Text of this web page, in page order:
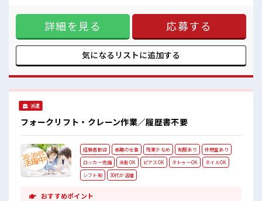
一息つける休憩スペースもあります！
る環境です。【取扱製品情報】健康食品、サプリメント、化
粧品、プロテインなど。 ■お仕事PR ≪女性も活躍中の職場≫
もちろん男性の応募もOKですよ！ ≪時間にメリハリを≫ 残
業はほとんどナシ！ 場合によってはお願いすることもありま
す♪ ≪完全週休二日制≫ 週末は家族や友人と一緒にプライベ
ート満喫！ ≪ヘアカラーOKで自由な雰囲気の職場≫ 明るす
制服アリ≫ 制服があるので、 毎日の服装の悩み解消♪ ≪収入
アップを目指せる≫ 高時給だらけの派遣のお仕事です！ ■職
憩スペースもあります！
詳細を見る 応募する
気になるリストに追加する
派遣
フォークリフト・クレーン作業／履歴書不要
経験者歓迎 長期の仕事 残業少なめ 制服あり
休憩室あり
ロッカー完備
染髪OK ピアスOK タトゥーOK
ネイルOK
シフト制
30代が活躍
おすすめポイント